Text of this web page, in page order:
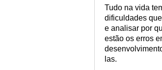
Tudo na vida
dificuldades
e analisar por
estão os erros
las.